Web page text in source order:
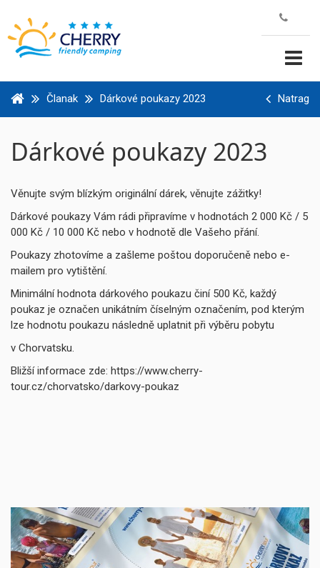
Članak Dárkové poukazy 2023 Natrag
Dárkové poukazy 2023
Věnujte svým blízkým originální dárek, věnujte zážitky!
Dárkové poukazy Vám rádi připravíme v hodnotách 2 000 Kč / 5
000 Kč / 10 000 Kč nebo v hodnotě dle Vašeho přání.
Poukazy zhotovíme a zašleme poštou doporučeně nebo e-
mailem pro vytištění.
Minimální hodnota dárkového poukazu činí 500 Kč, každý
poukaz je označen unikátním číselným označením, pod kterým
lze hodnotu poukazu následně uplatnit při výběru pobytu
v Chorvatsku.
Bližší informace zde: https://www.cherry-
tour.cz/chorvatsko/darkovy-poukaz